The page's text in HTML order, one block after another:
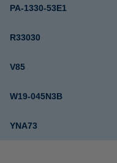
PA-1330-53E1
R33030
V85
W19-045N3B
YNA73